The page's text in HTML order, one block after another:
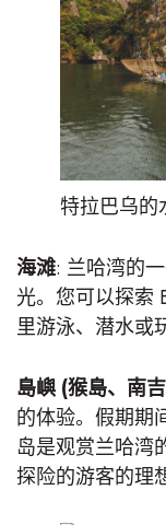
特拉巴乌的
海滩: 兰哈湾的
光。您可以探索
里游泳、潜水或
島嶼 (猴島、南
的体验。假期期
岛是观赏兰哈湾
探险的游客的理